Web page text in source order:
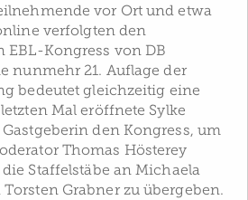
vor Ort und etwa
verfolgten den
EBL-Kongress von DB
nunmehr 21. Auflage der
bedeutet gleichzeitig eine
Mal eröffnete Sylke
den Kongress, um
Thomas Hösterey
Staffelstäbe an Michaela
Grabner zu übergeben.